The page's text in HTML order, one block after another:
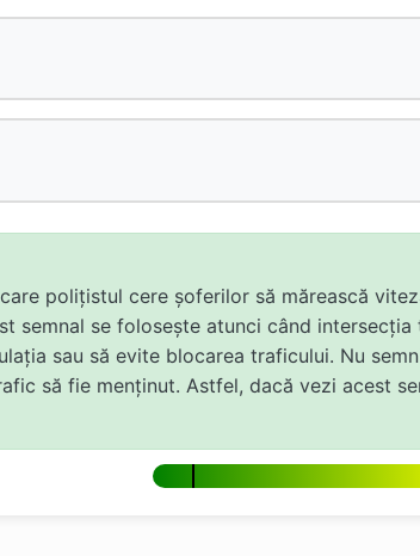
polițistul cere șoferilor să mărească
semnal se folosește atunci când
sau să evite blocarea traficului. Nu
să fie menținut. Astfel, dacă vezi acest